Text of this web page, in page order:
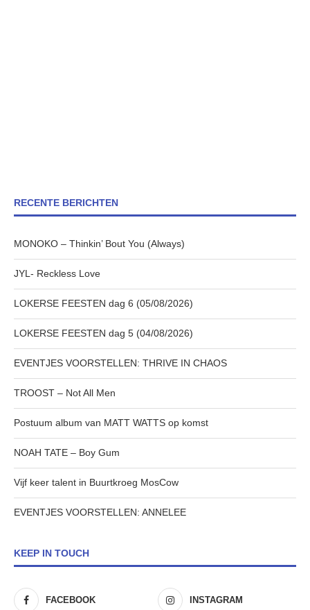
RECENTE BERICHTEN
MONOKO – Thinkin’ Bout You (Always)
JYL- Reckless Love
LOKERSE FEESTEN dag 6 (05/08/2026)
LOKERSE FEESTEN dag 5 (04/08/2026)
EVENTJES VOORSTELLEN: THRIVE IN CHAOS
TROOST – Not All Men
Postuum album van MATT WATTS op komst
NOAH TATE – Boy Gum
Vijf keer talent in Buurtkroeg MosCow
EVENTJES VOORSTELLEN: ANNELEE
KEEP IN TOUCH
FACEBOOK INSTAGRAM